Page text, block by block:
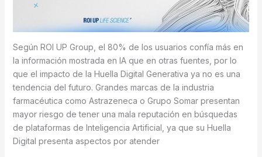
Según ROI UP Group, el 80% de los usuarios confía más en
la información mostrada en IA que en otras fuentes, por lo
que el impacto de la Huella Digital Generativa ya no es una
tendencia del futuro. Grandes marcas de la industria
farmacéutica como Astrazeneca o Grupo Somar presentan
mayor riesgo de tener una mala reputación en búsquedas
de plataformas de Inteligencia Artificial, ya que su Huella
Digital presenta aspectos por atender